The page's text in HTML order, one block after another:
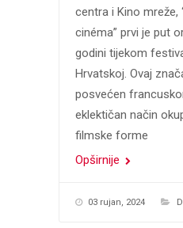
centra i Kino mreže,
cinéma” prvi je put
godini tijekom
Hrvatskoj. Ovaj
posvećen
eklektičan način
filmske forme
Opširnije
03 rujan, 2024